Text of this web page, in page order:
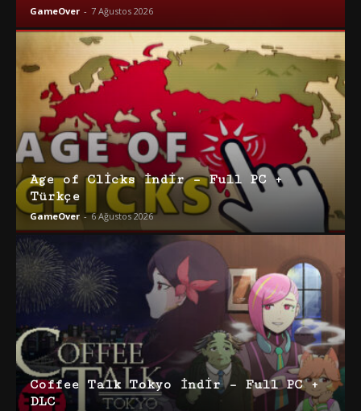
GameOver - 7 Ağustos 2026
Age of Clicks İndir – Full PC +
Türkçe
GameOver - 6 Ağustos 2026
Coffee Talk Tokyo İndir – Full PC +
DLC